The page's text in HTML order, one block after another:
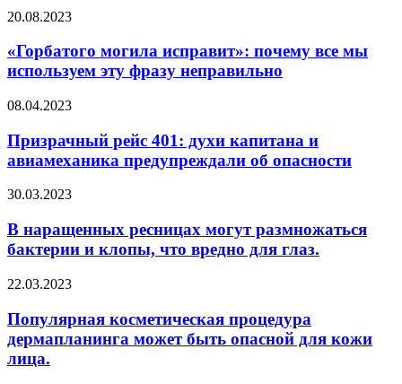
просьбы
буквально
«Горбатого
исправит»:
почему
все
используем
фразу
неправильно
20.08.2023
«Горбатого могила исправит»: почему все мы
используем эту фразу неправильно
Призрачный
401:
духи
капитана
авиамеханика
об
опасности
08.04.2023
Призрачный рейс 401: духи капитана и
авиамеханика предупреждали об опасности
В
ресницах
могут
размножаться
и
что
вредно
для
глаз.
30.03.2023
В наращенных ресницах могут размножаться
бактерии и клопы, что вредно для глаз.
Популярная
процедура
дермапланинга
может
быть
22.03.2023
Популярная косметическая процедура
дермапланинга может быть опасной для кожи
лица.